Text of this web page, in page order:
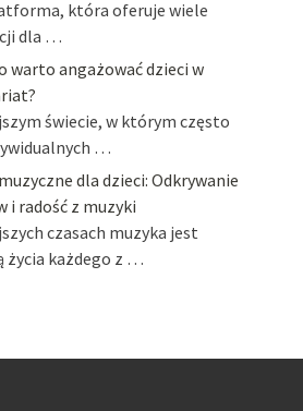
która oferuje wiele
dla …
warto angażować dzieci w
świecie, w którym często
…
dla dzieci: Odkrywanie
i radość z muzyki
czasach muzyka jest
życia każdego z …